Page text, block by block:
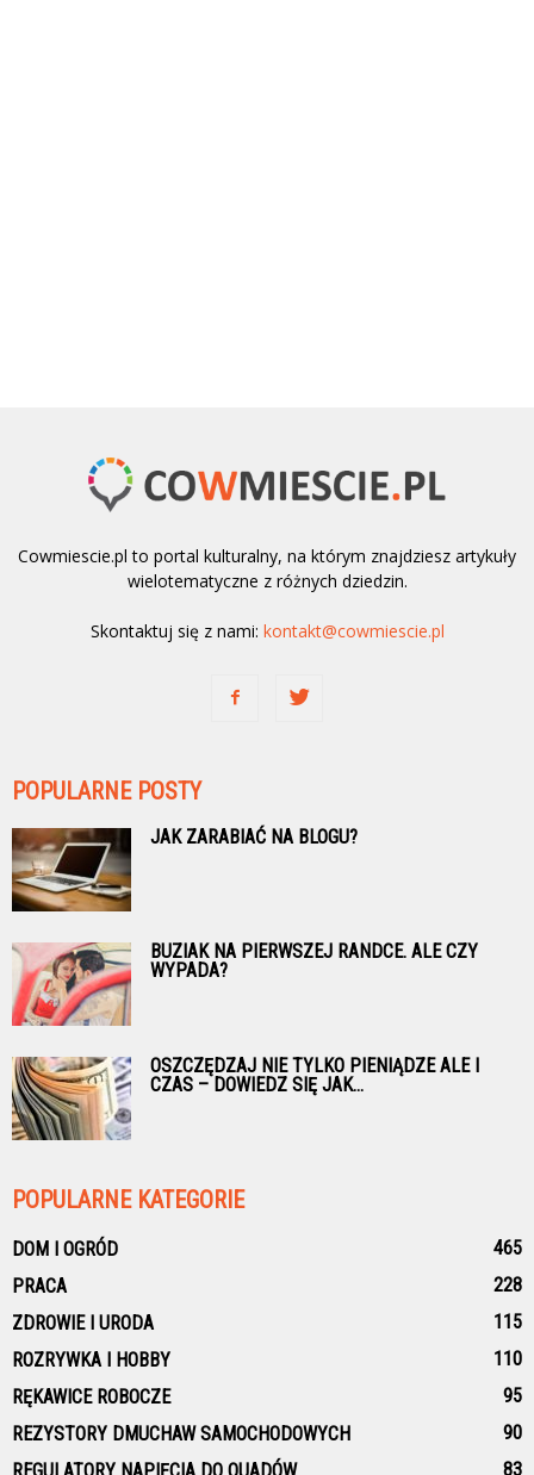
Cowmiescie.pl to portal kulturalny, na którym znajdziesz artykuły
wielotematyczne z różnych dziedzin.
Skontaktuj się z nami: kontakt@cowmiescie.pl
POPULARNE POSTY
JAK ZARABIAĆ NA BLOGU?
BUZIAK NA PIERWSZEJ RANDCE. ALE CZY
WYPADA?
OSZCZĘDZAJ NIE TYLKO PIENIĄDZE ALE I
CZAS – DOWIEDZ SIĘ JAK...
POPULARNE KATEGORIE
DOM I OGRÓD
465
PRACA
228
ZDROWIE I URODA
115
ROZRYWKA I HOBBY
110
RĘKAWICE ROBOCZE
95
REZYSTORY DMUCHAW SAMOCHODOWYCH
90
REGULATORY NAPIĘCIA DO QUADÓW
83